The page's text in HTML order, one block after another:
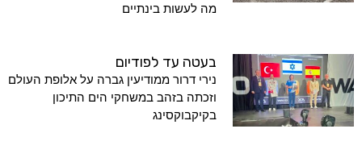
מה לעשות בינתיים
בעטה עד לפודיום
נירי דרור ממודיעין גברה על אלופת העולם
וזכתה בזהב במשחקי הים התיכון
בקיקבוקסינג